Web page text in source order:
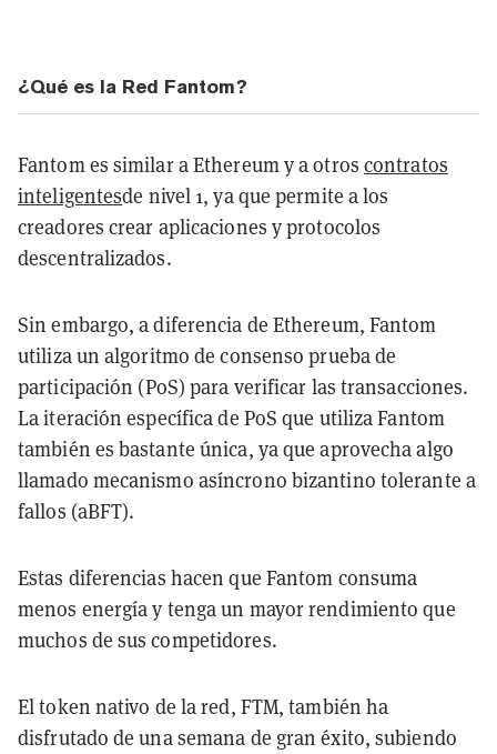
¿Qué es la Red Fantom?
Fantom es similar a Ethereum y a otros contratos
inteligentesde nivel 1, ya que permite a los
creadores crear aplicaciones y protocolos
descentralizados.
Sin embargo, a diferencia de Ethereum, Fantom
utiliza un algoritmo de consensoprueba de
participación (PoS) para verificar las transacciones.
La iteración específica de PoS que utiliza Fantom
también es bastante única, ya que aprovecha algo
llamado mecanismo asíncrono bizantino tolerante a
fallos (aBFT).
Estas diferencias hacen que Fantom consuma
menos energía y tenga un mayor rendimiento que
muchos de sus competidores.
El token nativo de la red, FTM, también ha
disfrutado de una semana de gran éxito, subiendo